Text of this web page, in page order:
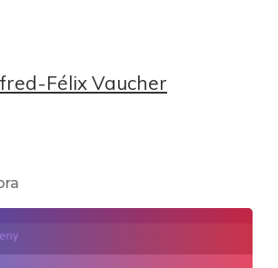
Félix Vaucher